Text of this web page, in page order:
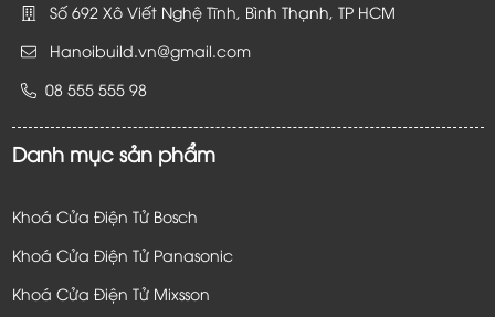
Số 692 Xô Viết Nghệ Tĩnh, Bình Thạnh, TP HCM
Hanoibuild.vn@gmail.com
08 555 555 98
Danh mục sản phẩm
Khoá Cửa Điện Tử Bosch
Khoá Cửa Điện Tử Panasonic
Khoá Cửa Điện Tử Mixsson